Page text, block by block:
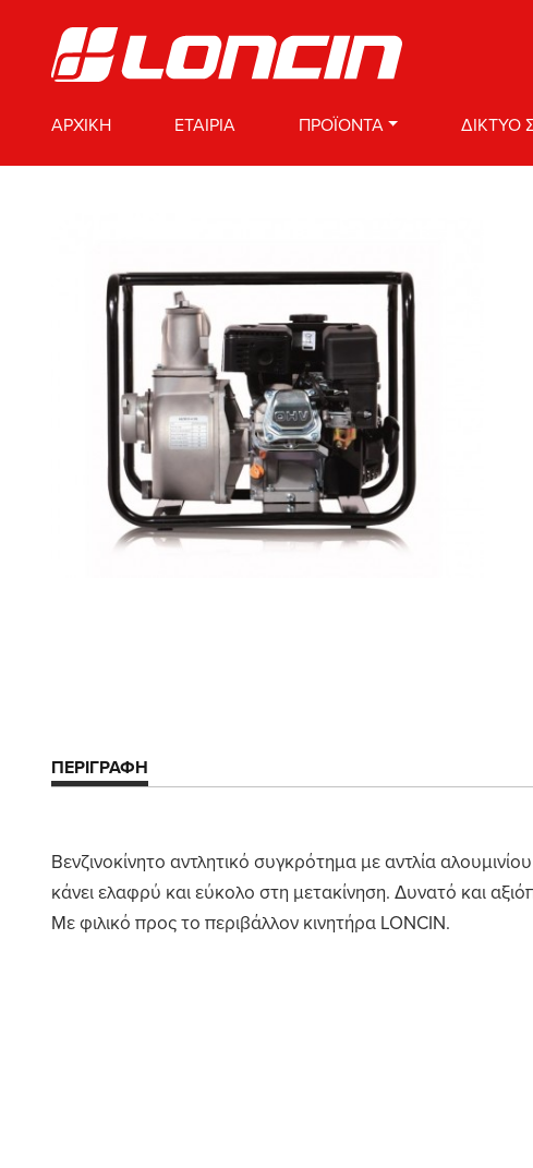
ΑΡΧΙΚΗ ΕΤΑΙΡΙΑ ΠΡΟΪΟΝΤΑ ΔΙΚΤΥΟ
ΠΕΡΙΓΡΑΦΗ
Βενζινοκίνητο αντλητικό συγκρότημα με αντλία
κάνει ελαφρύ και εύκολο στη μετακίνηση. Δυνατό και
Με φιλικό προς το περιβάλλον κινητήρα LONCIN.